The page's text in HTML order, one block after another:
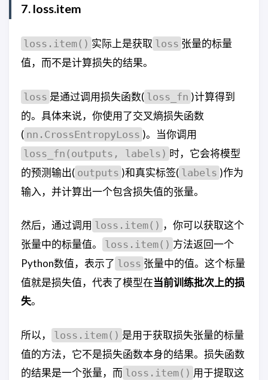
7. loss.item
loss.item() 实际上是获取 loss 张量的标量
值，而不是计算损失的结果。
loss 是通过调用损失函数( loss_fn )计算得到
的。具体来说，你使用了交叉熵损失函数
( nn.CrossEntropyLoss )。当你调用
loss_fn(outputs, labels) 时，它会将模型
的预测输出( outputs )和真实标签( labels )作为
输入，并计算出一个包含损失值的张量。
然后，通过调用 loss.item() ，你可以获取这个
张量中的标量值。
loss.item() 方法返回一个
Python数值，表示了 loss 张量中的值。这个标量
值就是损失值，代表了模型在当前训练批次上的损
失。
所以， loss.item() 是用于获取损失张量的标量
值的方法，它不是损失函数本身的结果。损失函数
的结果是一个张量，而 loss.item() 用于提取这